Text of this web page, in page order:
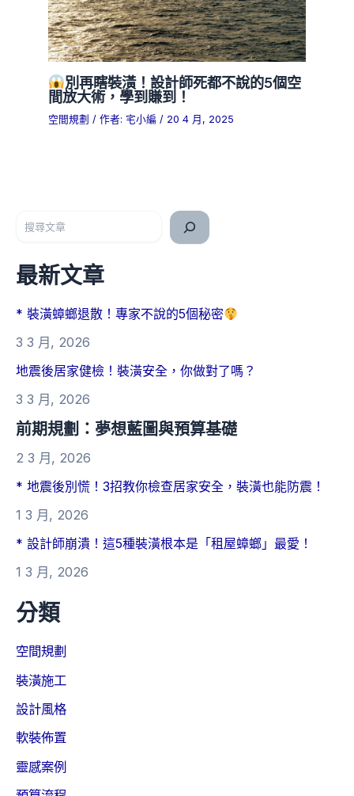
別再瞎裝潢！設計師死都不說的5個空
間放大術，學到賺到！
空間規劃 / 作者: 宅小編 / 20 4 月, 2025
最新文章
* 裝潢蟑螂退散！專家不說的5個秘密
3 3 月, 2026
地震後居家健檢！裝潢安全，你做對了嗎？
3 3 月, 2026
前期規劃：夢想藍圖與預算基礎
2 3 月, 2026
* 地震後別慌！3招教你檢查居家安全，裝潢也能防震！
1 3 月, 2026
* 設計師崩潰！這5種裝潢根本是「租屋蟑螂」最愛！
1 3 月, 2026
分類
空間規劃
裝潢施工
設計風格
軟裝佈置
靈感案例